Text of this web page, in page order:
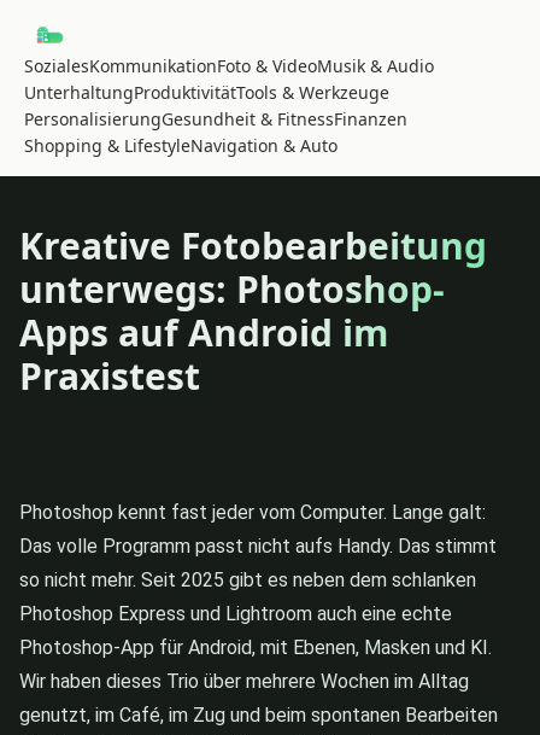
SozialesKommunikationFoto & VideoMusik & Audio
UnterhaltungProduktivitätTools & Werkzeuge
PersonalisierungGesundheit & FitnessFinanzen
Shopping & LifestyleNavigation & Auto
Kreative Fotobearbeitung
unterwegs: Photoshop-
Apps auf Android im
Praxistest
Photoshop kennt fast jeder vom Computer. Lange galt:
Das volle Programm passt nicht aufs Handy. Das stimmt
so nicht mehr. Seit 2025 gibt es neben dem schlanken
Photoshop Express und Lightroom auch eine echte
Photoshop-App für Android, mit Ebenen, Masken und KI.
Wir haben dieses Trio über mehrere Wochen im Alltag
genutzt, im Café, im Zug und beim spontanen Bearbeiten